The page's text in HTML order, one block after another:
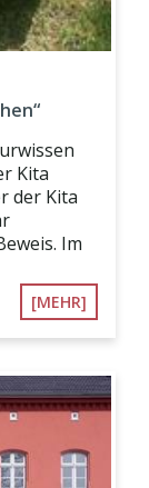
Kita
der Kita
Im
[MEHR]